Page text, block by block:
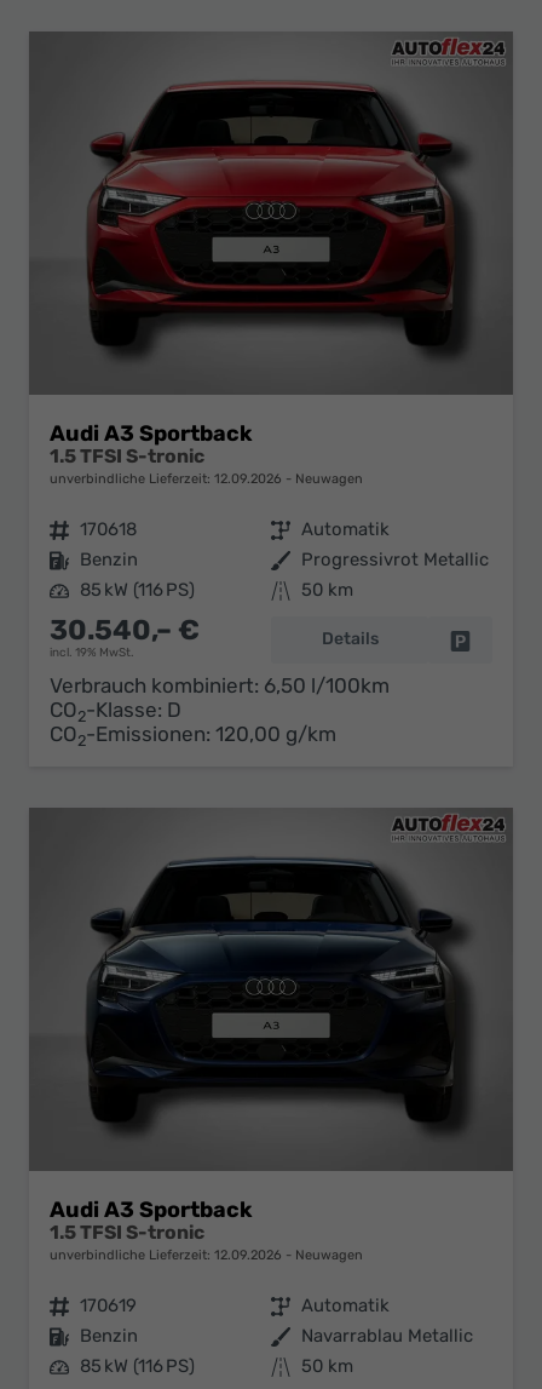
Audi A3 Sportback
1.5 TFSI S-tronic
unverbindliche Lieferzeit: 12.09.2026 Neuwagen
Fahrzeugnr. 170618 Getriebe Automatik
Kraftstoff Benzin Außenfarbe Progressivrot Metallic
Leistung 85 kW (116 PS) Kilometerstand 50 km
30.540,– €
incl. 19% MwSt.
Details
Verbrauch kombiniert: 6,50 l/100km
CO2-Klasse: D
CO2-Emissionen: 120,00 g/km
Audi A3 Sportback
1.5 TFSI S-tronic
unverbindliche Lieferzeit: 12.09.2026 Neuwagen
Fahrzeugnr. 170619 Getriebe Automatik
Kraftstoff Benzin Außenfarbe Navarrablau Metallic
Leistung 85 kW (116 PS) Kilometerstand 50 km